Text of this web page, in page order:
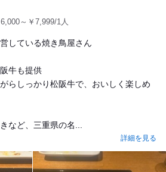
6,000～￥7,999/1人
している焼き鳥屋さん
牛も提供
らしっかり松阪牛で、おいしく楽しめ
など、三重県の名...
詳細を見る